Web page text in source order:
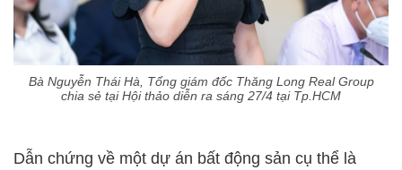
Bà Nguyễn Thái Hà, Tổng giám đốc Thăng Long Real Group
chia sẻ tại Hội thảo diễn ra sáng 27/4 tại Tp.HCM
Dẫn chứng về một dự án bất động sản cụ thể là